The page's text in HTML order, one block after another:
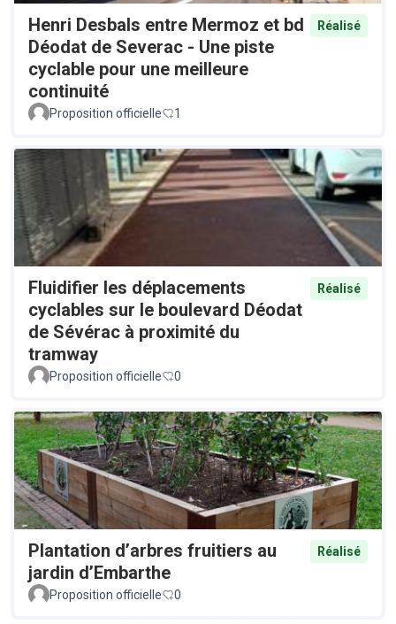
Henri Desbals entre Mermoz et bd
Déodat de Severac - Une piste
cyclable pour une meilleure
continuité
Réalisé
Proposition officielle 1
Fluidifier les déplacements
cyclables sur le boulevard Déodat
de Sévérac à proximité du
tramway
Réalisé
Proposition officielle 0
Plantation d’arbres fruitiers au
jardin d’Embarthe
Réalisé
Proposition officielle 0